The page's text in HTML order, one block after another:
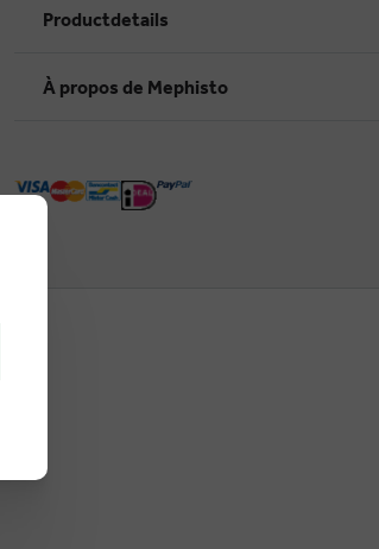
Productdetails
À propos de Mephisto